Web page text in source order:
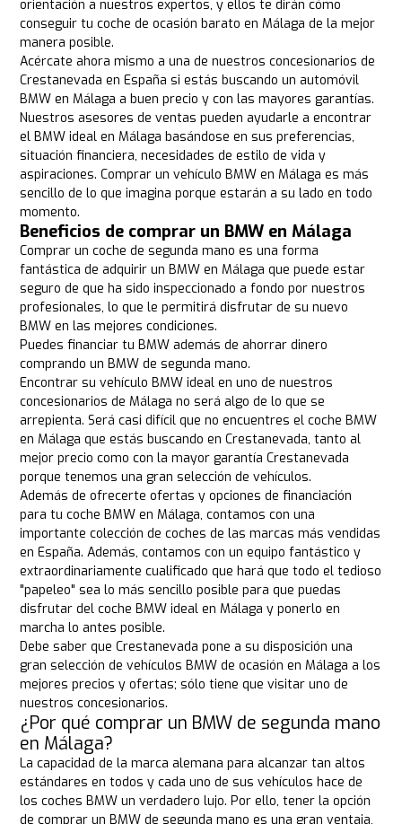
orientación a nuestros expertos, y ellos te dirán cómo
conseguir tu coche de ocasión barato en Málaga de la mejor
manera posible.
Acércate ahora mismo a una de nuestros concesionarios de
Crestanevada en España si estás buscando un automóvil
BMW en Málaga a buen precio y con las mayores garantías.
Nuestros asesores de ventas pueden ayudarle a encontrar
el BMW ideal en Málaga basándose en sus preferencias,
situación financiera, necesidades de estilo de vida y
aspiraciones. Comprar un vehículo BMW en Málaga es más
sencillo de lo que imagina porque estarán a su lado en todo
momento.
Beneficios de comprar un BMW en Málaga
Comprar un coche de segunda mano es una forma
fantástica de adquirir un BMW en Málaga que puede estar
seguro de que ha sido inspeccionado a fondo por nuestros
profesionales, lo que le permitirá disfrutar de su nuevo
BMW en las mejores condiciones.
Puedes financiar tu BMW además de ahorrar dinero
comprando un BMW de segunda mano.
Encontrar su vehículo BMW ideal en uno de nuestros
concesionarios de Málaga no será algo de lo que se
arrepienta. Será casi difícil que no encuentres el coche BMW
en Málaga que estás buscando en Crestanevada, tanto al
mejor precio como con la mayor garantía Crestanevada
porque tenemos una gran selección de vehículos.
Además de ofrecerte ofertas y opciones de financiación
para tu coche BMW en Málaga, contamos con una
importante colección de coches de las marcas más vendidas
en España. Además, contamos con un equipo fantástico y
extraordinariamente cualificado que hará que todo el tedioso
"papeleo" sea lo más sencillo posible para que puedas
disfrutar del coche BMW ideal en Málaga y ponerlo en
marcha lo antes posible.
Debe saber que Crestanevada pone a su disposición una
gran selección de vehículos BMW de ocasión en Málaga a los
mejores precios y ofertas; sólo tiene que visitar uno de
nuestros concesionarios.
¿Por qué comprar un BMW de segunda mano
en Málaga?
La capacidad de la marca alemana para alcanzar tan altos
estándares en todos y cada uno de sus vehículos hace de
los coches BMW un verdadero lujo. Por ello, tener la opción
de comprar un BMW de segunda mano es una gran ventaja,